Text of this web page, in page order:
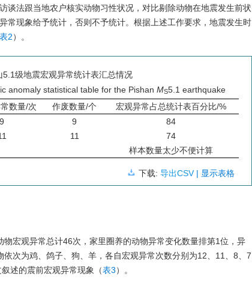
谈法跟当地农户核实动物习性状况，对比剔除动物在地震发生前状
常现象给予统计，否则不予统计。根据上述工作要求，地震发生时
表2）。
5.1级地震宏观异常统计表汇总情况
anomaly statistical table for the Pishan MS5.1 earthquake
数量/次 作废数量/个
宏观异常占总统计表百分比/%
9 9
84
11
74
样本数量太少不便计算
下载:导出CSV | 显示表格
物宏观异常总计46次，家里圈养的动物异常变化数量排第1位，异
次为鸡、鸽子、狗、羊，各自宏观异常次数分别为12、11、8、7
述的震前宏观异常现象（表3）。